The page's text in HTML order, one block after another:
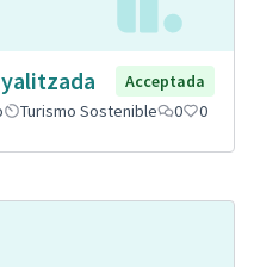
Acceptada
Turismo Sostenible 0 0